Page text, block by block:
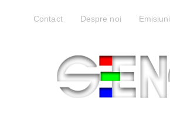
Contact Despre noi Emisiuni